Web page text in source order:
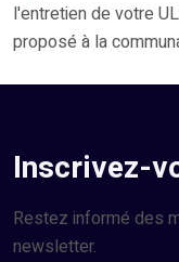
l'entretien de votre
proposé à la
Inscrivez-
Restez informé des
newsletter.